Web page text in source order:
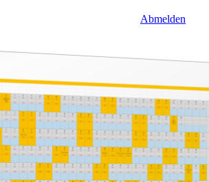
Abmelden